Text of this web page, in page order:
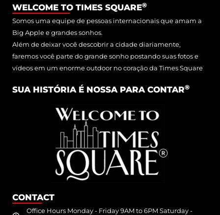
WELCOME TO TIMES SQUARE®
Somos uma equipe de pessoas internacionais que amam a
Big Apple e grandes sonhos.
Além de deixar você descobrir a cidade diariamente,
faremos você parte do grande sonho postando suas fotos e
vídeos em um enorme outdoor no coração da Times Square
SUA HISTÓRIA É NOSSA PARA CONTAR®
CONTACT
Office Hours Monday - Friday 9AM to 6PM Saturday -